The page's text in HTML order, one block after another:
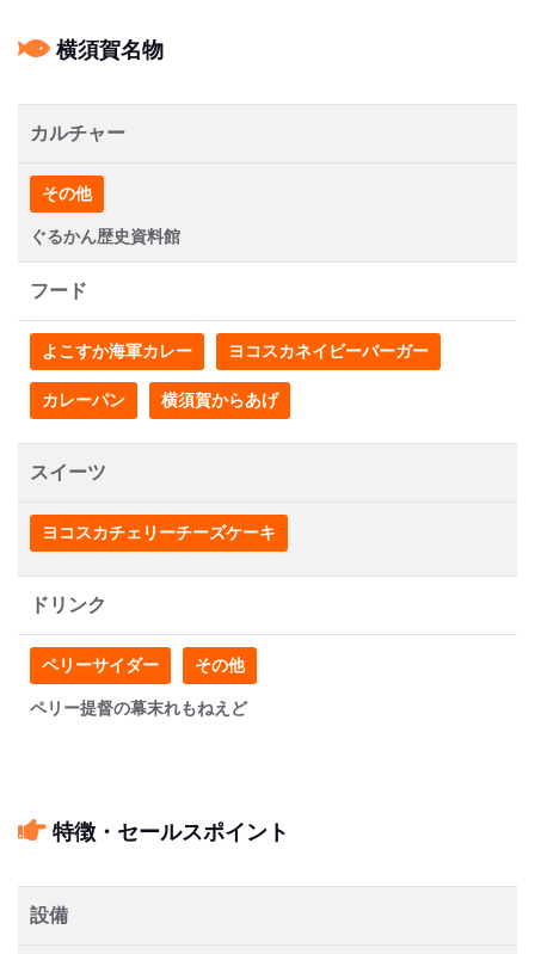
横須賀名物
カルチャー
その他
ぐるかん歴史資料館
フード
よこすか海軍カレー ヨコスカネイビーバーガー
カレーパン 横須賀からあげ
スイーツ
ヨコスカチェリーチーズケーキ
ドリンク
ペリーサイダー その他
ペリー提督の幕末れもねえど
特徴・セールスポイント
設備